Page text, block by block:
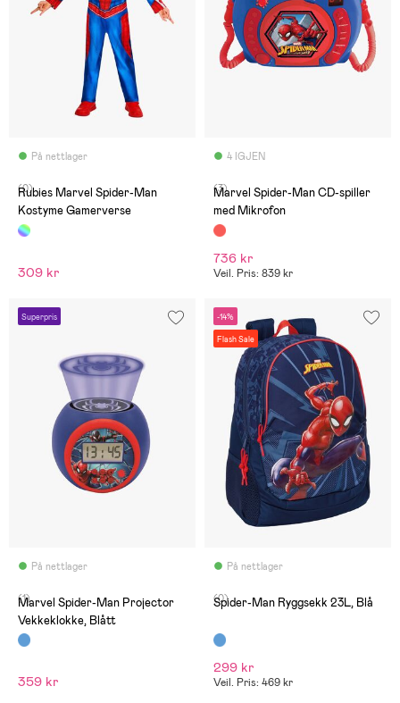
På nettlager
(0)
Rubies Marvel Spider-Man
Kostyme Gamerverse
309 kr
4 IGJEN
(3)
Marvel Spider-Man CD-spiller
med Mikrofon
736 kr
Veil. Pris: 839 kr
Superpris
På nettlager
(1)
Marvel Spider-Man Projector
Vekkeklokke, Blått
359 kr
-14%
Flash Sale
På nettlager
(0)
Spider-Man Ryggsekk 23L, Blå
299 kr
Veil. Pris: 469 kr